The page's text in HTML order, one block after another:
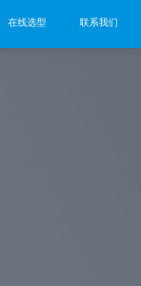
在线选型 联系我们